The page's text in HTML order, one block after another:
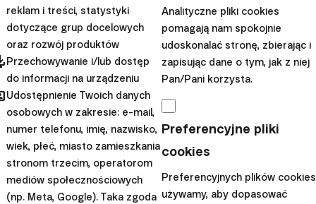
pokazują, jak czerpać b...
Przemek
Barankiewicz
|17. lutego
2021
Grzegorz
Dzięgielewski -
zacząłem
inwestować po 30.
reklam i treści, statystyki
dotyczące grup docelowych
oraz rozwój produktów
Przechowywanie i/lub dostęp
do informacji na urządzeniu
Udostępnienie Twoich danych
osobowych w zakresie: e-mail,
numer telefonu, imię, nazwisko,
wiek, płeć, miasto zamieszkania
stronom trzecim, operatorom
mediów społecznościowych
(np. Meta, Google). Taka zgoda
Analityczne pliki cookies
pomagają nam spokojnie
udoskonalać stronę, zbierając i
zapisując dane o tym, jak z niej
Pan/Pani korzysta.
Preferencyjne pliki
cookies
Preferencyjnych plików cookies
używamy, aby dopasować